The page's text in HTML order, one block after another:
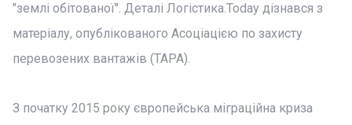
"землі обітованої". Деталі Логістика.Today дізнався з
матеріалу, опублікованого Асоціацією по захисту
перевозених вантажів (TAPA).
З початку 2015 року європейська міграційна криза